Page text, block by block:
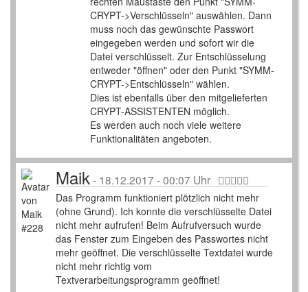
CRYPT->Verschlüsseln" auswählen. Dann
muss noch das gewünschte Passwort
eingegeben werden und sofort wir die
Datei verschlüsselt. Zur Entschlüsselung
entweder "öffnen" oder den Punkt "SYMM-
CRYPT->Entschlüsseln" wählen.
Dies ist ebenfalls über den mitgelieferten
CRYPT-ASSISTENTEN möglich.
Es werden auch noch viele weitere
Funktionalitäten angeboten.
Maik- 18.12.2017 - 00:07 Uhr
Das Programm funktioniert plötzlich nicht mehr
(ohne Grund). Ich konnte die verschlüsselte Datei
nicht mehr aufrufen! Beim Aufrufversuch wurde
das Fenster zum Eingeben des Passwortes nicht
mehr geöffnet. Die verschlüsselte Textdatei wurde
nicht mehr richtig vom
Textverarbeitungsprogramm geöffnet!